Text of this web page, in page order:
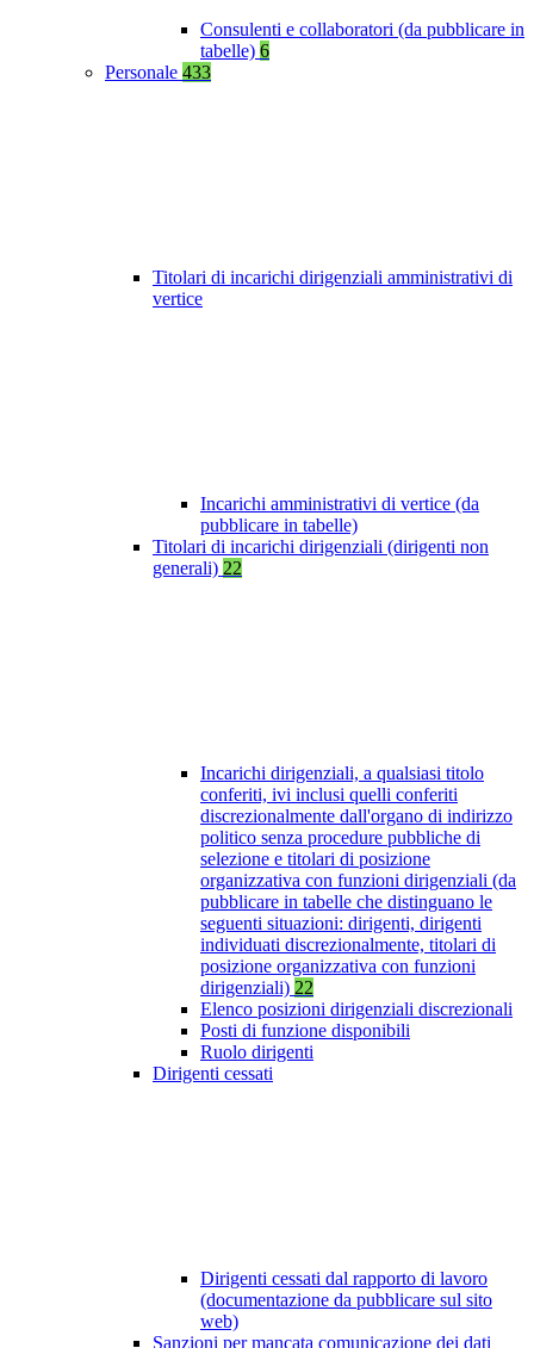
Consulenti e collaboratori (da pubblicare in
tabelle) 6
Personale 433
Titolari di incarichi dirigenziali amministrativi di
vertice
Incarichi amministrativi di vertice (da
pubblicare in tabelle)
Titolari di incarichi dirigenziali (dirigenti non
generali) 22
Incarichi dirigenziali, a qualsiasi titolo
conferiti, ivi inclusi quelli conferiti
discrezionalmente dall'organo di indirizzo
politico senza procedure pubbliche di
selezione e titolari di posizione
organizzativa con funzioni dirigenziali (da
pubblicare in tabelle che distinguano le
seguenti situazioni: dirigenti, dirigenti
individuati discrezionalmente, titolari di
posizione organizzativa con funzioni
dirigenziali) 22
Elenco posizioni dirigenziali discrezionali
Posti di funzione disponibili
Ruolo dirigenti
Dirigenti cessati
Dirigenti cessati dal rapporto di lavoro
(documentazione da pubblicare sul sito
web)
Sanzioni per mancata comunicazione dei dati